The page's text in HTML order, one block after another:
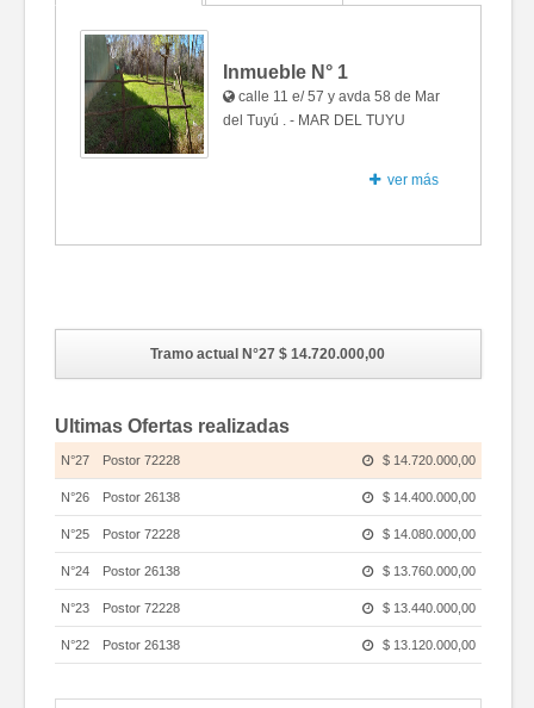
Inmueble N° 1
calle 11 e/ 57 y avda 58 de Mar
del Tuyú . - MAR DEL TUYU
ver más
Tramo actual N°27 $ 14.720.000,00
Ultimas Ofertas realizadas
N°27 Postor 72228 $ 14.720.000,00
N°26 Postor 26138 $ 14.400.000,00
N°25 Postor 72228 $ 14.080.000,00
N°24 Postor 26138 $ 13.760.000,00
N°23 Postor 72228 $ 13.440.000,00
N°22 Postor 26138 $ 13.120.000,00